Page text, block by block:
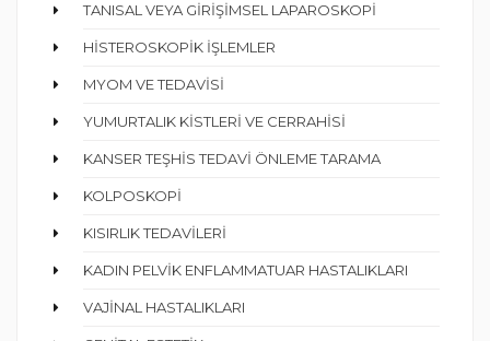
TANISAL VEYA GİRİŞİMSEL LAPAROSKOPİ
HİSTEROSKOPİK İŞLEMLER
MYOM VE TEDAVİSİ
YUMURTALIK KİSTLERİ VE CERRAHİSİ
KANSER TEŞHİS TEDAVİ ÖNLEME TARAMA
KOLPOSKOPİ
KISIRLIK TEDAVİLERİ
KADIN PELVİK ENFLAMMATUAR HASTALIKLARI
VAJİNAL HASTALIKLARI